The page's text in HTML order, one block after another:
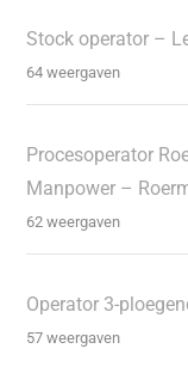
Stock operator –
64 weergaven
Procesoperator
Manpower –
62 weergaven
Operator 3-
57 weergaven